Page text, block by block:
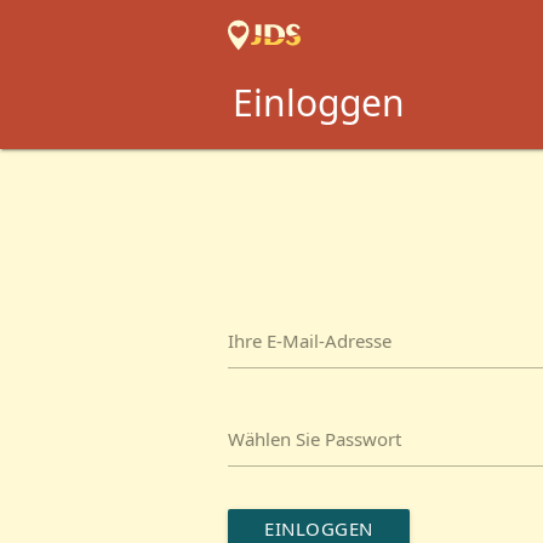
Einloggen
Ihre E-Mail-Adresse
Wählen Sie Passwort
EINLOGGEN